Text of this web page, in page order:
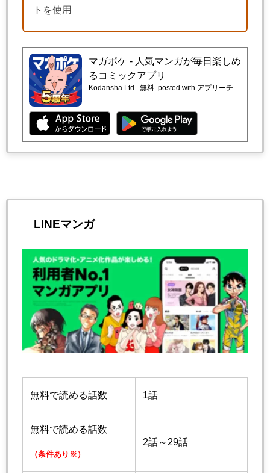
トを使用
マガポケ - 人気マンガが毎日楽しめ
るコミックアプリ
Kodansha Ltd. 無料 posted with アプリーチ
LINEマンガ
無料で読める話数 1話
無料で読める話数
（条件あり※）
2話～29話